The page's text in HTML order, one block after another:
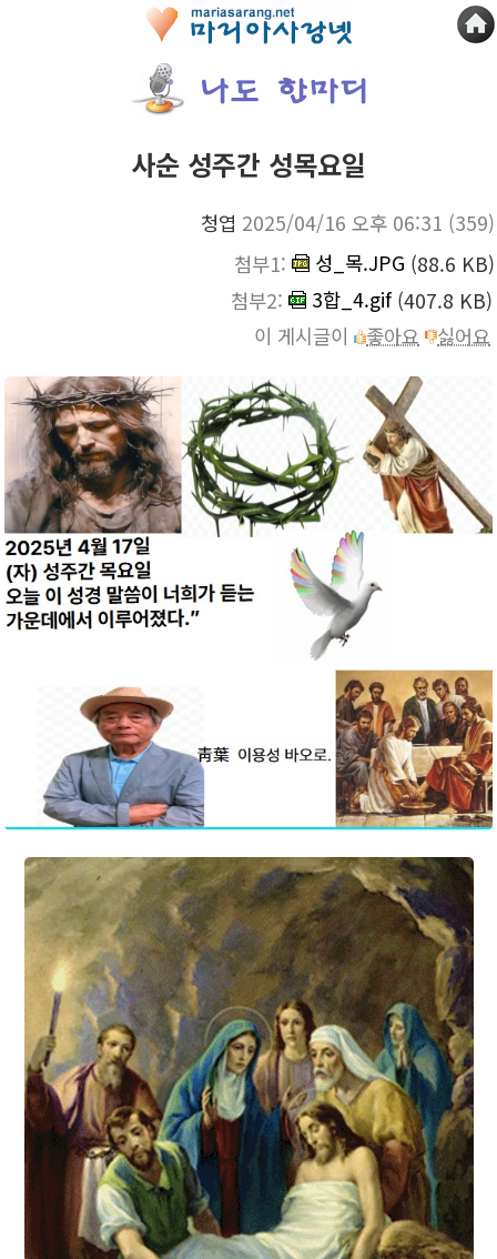
사순 성주간 성목요일
청엽 2025/04/16 오후 06:31 (359)
첨부1:
성_목.JPG (88.6 KB)
첨부2:
3합_4.gif (407.8 KB)
이 게시글이
좋아요 싫어요